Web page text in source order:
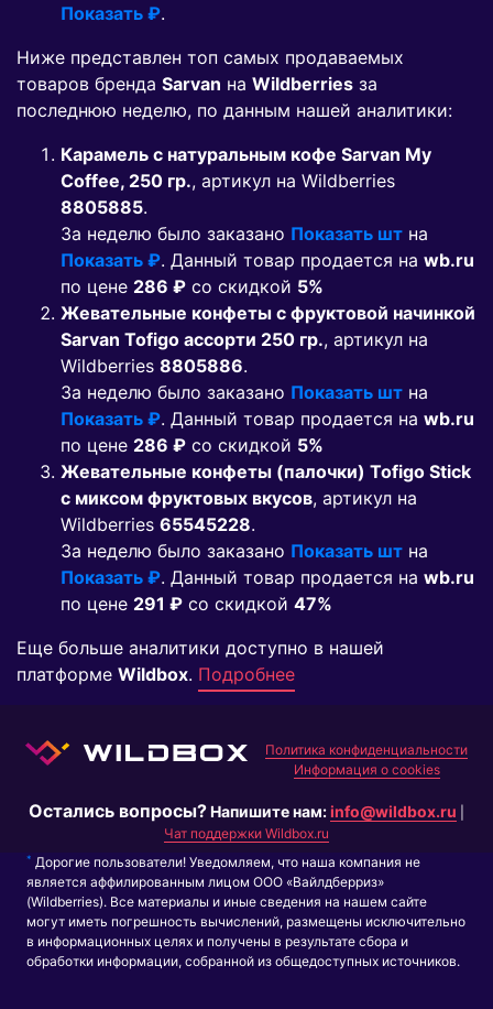
Показать ₽.
Ниже представлен топ самых продаваемых
товаров бренда Sarvan на Wildberries за
последнюю неделю, по данным нашей аналитики:
Карамель с натуральным кофе Sarvan My
Coffee, 250 гр., артикул на Wildberries
8805885.
За неделю было заказано Показать шт на
Показать ₽. Данный товар продается на wb.ru
по цене 286 ₽ co скидкой 5%
Жевательные конфеты с фруктовой начинкой
Sarvan Tofigo ассорти 250 гр., артикул на
Wildberries 8805886.
За неделю было заказано Показать шт на
Показать ₽. Данный товар продается на wb.ru
по цене 286 ₽ co скидкой 5%
Жевательные конфеты (палочки) Tofigo Stick
с миксом фруктовых вкусов, артикул на
Wildberries 65545228.
За неделю было заказано Показать шт на
Показать ₽. Данный товар продается на wb.ru
по цене 291 ₽ co скидкой 47%
Еще больше аналитики доступно в нашей
платформе Wildbox. Подробнее
Политика конфиденциальности
Информация о cookies
Остались вопросы?Напишите нам:info@wildbox.ru
Чат поддержки Wildbox.ru
* Дорогие пользователи! Уведомляем, что наша компания не
является аффилированным лицом ООО «Вайлдберриз»
(Wildberries). Все материалы и иные сведения на нашем сайте
могут иметь погрешность вычислений, размещены исключительно
в информационных целях и получены в результате сбора и
обработки информации, собранной из общедоступных источников.